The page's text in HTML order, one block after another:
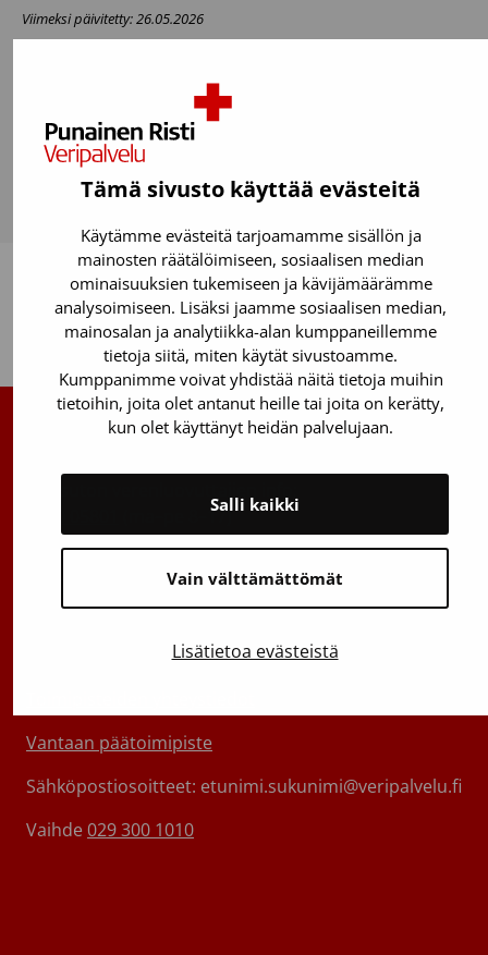
Tämä sivusto käyttää evästeitä
Käytämme evästeitä tarjoamamme sisällön ja
mainosten räätälöimiseen, sosiaalisen median
ominaisuuksien tukemiseen ja kävijämäärämme
analysoimiseen. Lisäksi jaamme sosiaalisen median,
mainosalan ja analytiikka-alan kumppaneillemme
tietoja siitä, miten käytät sivustoamme.
Kumppanimme voivat yhdistää näitä tietoja muihin
tietoihin, joita olet antanut heille tai joita on kerätty,
kun olet käyttänyt heidän palvelujaan.
Vain välttämättömät
Salli kaikki
Lisätietoa evästeistä
Viimeksi päivitetty: 26.05.2026
Takaisin ylös
Suomen Punainen Risti, Veripalvelu
(ma–pe 8–17)
Kantasolurekisterin info:
Vantaan päätoimipiste
Sähköpostiosoitteet: etunimi.sukunimi@veripalvelu.fi
Vaihde 029 300 1010